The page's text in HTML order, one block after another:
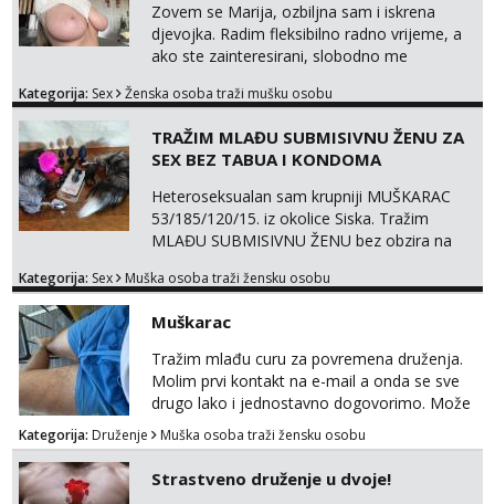
Zovem se Marija, ozbiljna sam i iskrena
djevojka. Radim fleksibilno radno vrijeme, a
ako ste zainteresirani, slobodno me
broj☎️:+385 92 451 2472
Kategorija: Sex Ženska osoba traži mušku osobu
TRAŽIM MLAĐU SUBMISIVNU ŽENU ZA
SEX BEZ TABUA I KONDOMA
Heteroseksualan sam krupniji MUŠKARAC
53/185/120/15. iz okolice Siska. Tražim
MLAĐU SUBMISIVNU ŽENU bez obzira na
za SEKS bez TABUA i KONDOMA upotpunjen
dilda do analnih čepova raznih veličina i
oblika. Na uvid dajem POTVRDU da NEMAM
SEKSUALNO PRENOSIVIH BOLESTI. Javi se
ako te oglas zaintrigirao, voliš star...
Kategorija: Sex Muška osoba traži žensku osobu
Muškarac
Tražim mlađu curu za povremena druženja.
Molim prvi kontakt na e-mail a onda se sve
drugo lako i jednostavno dogovorimo. Može
sve u krugu od 100 km oko Zagreba
Kategorija: Druženje Muška osoba traži žensku osobu
Strastveno druženje u dvoje!